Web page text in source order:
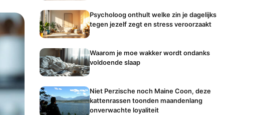
Psycholoog onthult welke zin je dagelijks
tegen jezelf zegt en stress veroorzaakt
Waarom je moe wakker wordt ondanks
voldoende slaap
Niet Perzische noch Maine Coon, deze
kattenrassen toonden maandenlang
onverwachte loyaliteit